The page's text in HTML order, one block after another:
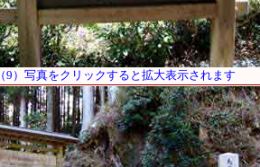
（9）写真をクリックすると拡大表示されます